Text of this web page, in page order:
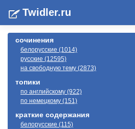
Twidler.ru
сочинения
белорусские (1014)
русские (12595)
на свободную тему (2873)
топики
по английскому (922)
по немецкому (151)
краткие содержания
белорусские (115)